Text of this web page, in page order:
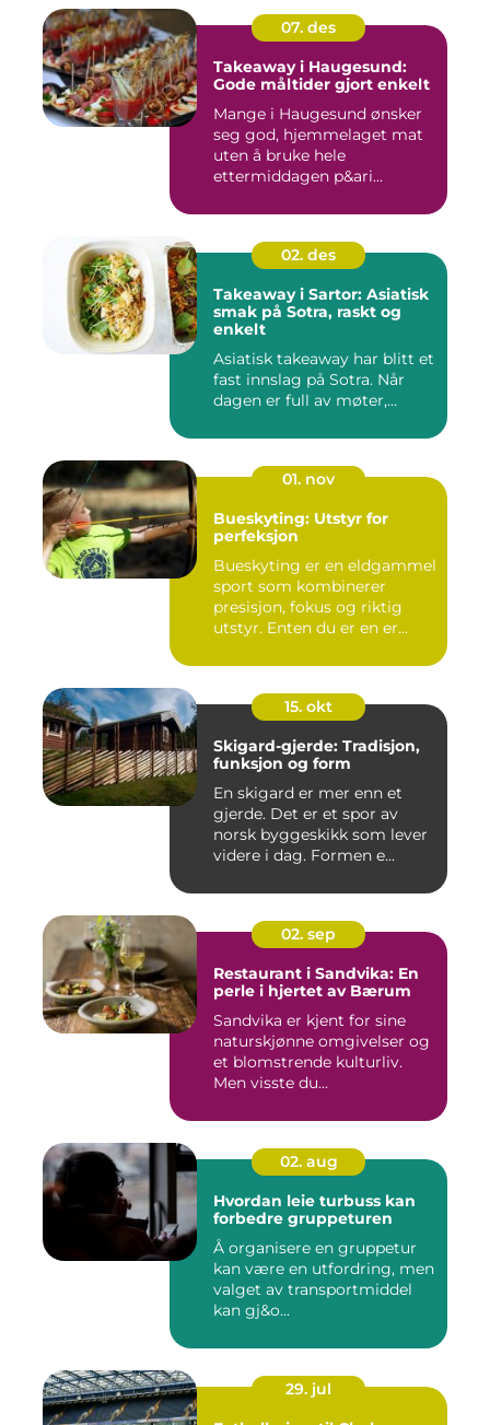
07. des
Takeaway i Haugesund:
Gode måltider gjort enkelt
Mange i Haugesund ønsker
seg god, hjemmelaget mat
uten å bruke hele
ettermiddagen p&ari...
02. des
Takeaway i Sartor: Asiatisk
smak på Sotra, raskt og
enkelt
Asiatisk takeaway har blitt et
fast innslag på Sotra. Når
dagen er full av møter,...
01. nov
Bueskyting: Utstyr for
perfeksjon
Bueskyting er en eldgammel
sport som kombinerer
presisjon, fokus og riktig
utstyr. Enten du er en er...
15. okt
Skigard-gjerde: Tradisjon,
funksjon og form
En skigard er mer enn et
gjerde. Det er et spor av
norsk byggeskikk som lever
videre i dag. Formen e...
02. sep
Restaurant i Sandvika: En
perle i hjertet av Bærum
Sandvika er kjent for sine
naturskjønne omgivelser og
et blomstrende kulturliv.
Men visste du...
02. aug
Hvordan leie turbuss kan
forbedre gruppeturen
Å organisere en gruppetur
kan være en utfordring, men
valget av transportmiddel
kan gj&o...
29. jul